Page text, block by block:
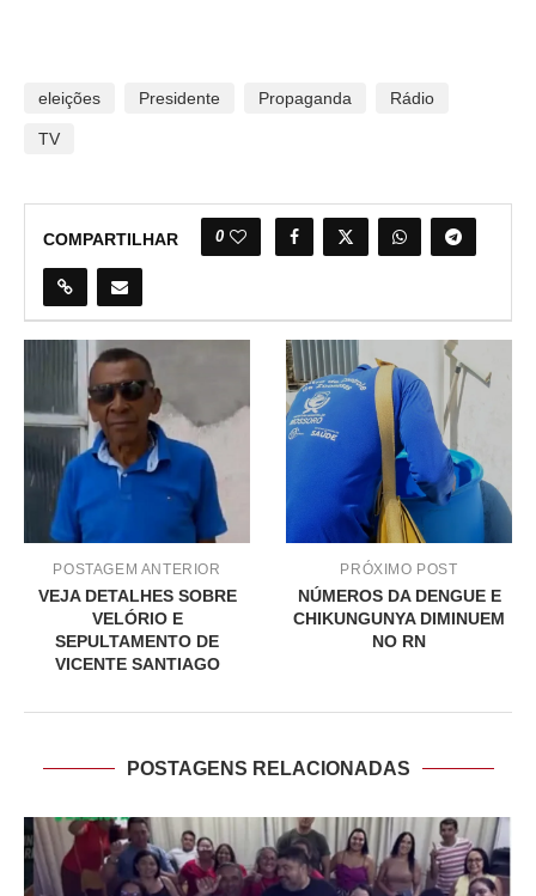
eleições Presidente Propaganda Rádio
TV
COMPARTILHAR 0
POSTAGEM ANTERIOR
VEJA DETALHES SOBRE
VELÓRIO E
SEPULTAMENTO DE
VICENTE SANTIAGO
PRÓXIMO POST
NÚMEROS DA DENGUE E
CHIKUNGUNYA DIMINUEM
NO RN
POSTAGENS RELACIONADAS